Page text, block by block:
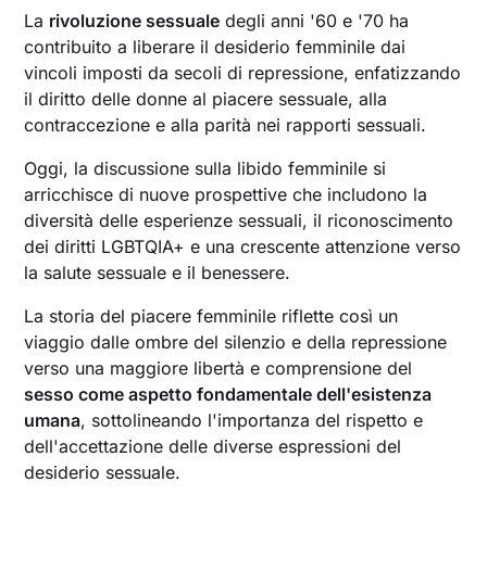
La rivoluzione sessuale degli anni '60 e '70 ha
contribuito a liberare il desiderio femminile dai
vincoli imposti da secoli di repressione, enfatizzando
il diritto delle donne al piacere sessuale, alla
contraccezione e alla parità nei rapporti sessuali.
Oggi, la discussione sulla libido femminile si
arricchisce di nuove prospettive che includono la
diversità delle esperienze sessuali, il riconoscimento
dei diritti LGBTQIA+ e una crescente attenzione verso
la salute sessuale e il benessere.
La storia del piacere femminile riflette così un
viaggio dalle ombre del silenzio e della repressione
verso una maggiore libertà e comprensione del
sesso come aspetto fondamentale dell'esistenza
umana, sottolineando l'importanza del rispetto e
dell'accettazione delle diverse espressioni del
desiderio sessuale.